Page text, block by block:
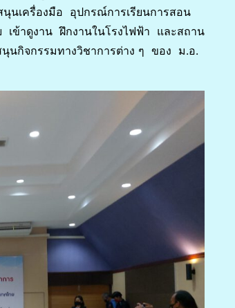
นเครื่องมือ อุปกรณ์การเรียนการสอน
เข้าดูงาน ฝึกงานในโรงไฟฟ้า และสถาน
นกิจกรรมทางวิชาการต่าง ๆ ของ ม.อ.